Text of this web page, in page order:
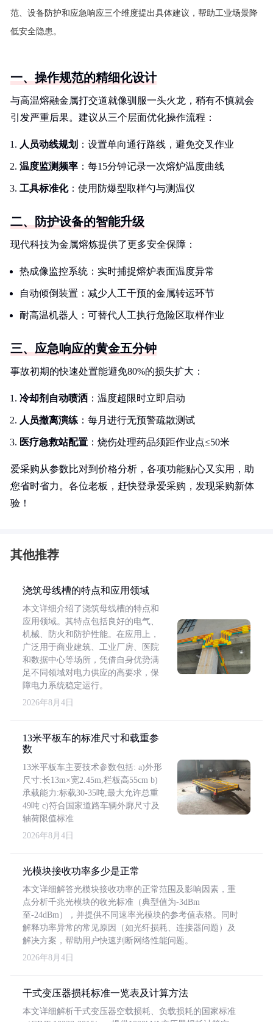
范、设备防护和应急响应三个维度提出具体建议，帮助工业场景降
低安全隐患。
一、操作规范的精细化设计
与高温熔融金属打交道就像驯服一头火龙，稍有不慎就会
引发严重后果。建议从三个层面优化操作流程：
人员动线规划 ：设置单向通行路线，避免交叉作业
温度监测频率 ：每15分钟记录一次熔炉温度曲线
工具标准化：使用防爆型取样勺与测温仪
二、防护设备的智能升级
现代科技为金属熔炼提供了更多安全保障：
热成像监控系统：实时捕捉熔炉表面温度异常
自动倾倒装置：减少人工干预的金属转运环节
耐高温机器人：可替代人工执行危险区取样作业
三、应急响应的黄金五分钟
事故初期的快速处置能避免80%的损失扩大：
冷却剂自动喷洒 ：温度超限时立即启动
人员撤离演练 ：每月进行无预警疏散测试
医疗急救站配置 ：烧伤处理药品须距作业点≤50米
爱采购从参数比对到价格分析，各项功能贴心又实用，助
您省时省力。各位老板，赶快登录爱采购，发现采购新体
验！
其他推荐
浇筑母线槽的特点和应用领域
本文详细介绍了浇筑母线槽的特点和
应用领域。其特点包括良好的电气、
机械、防火和防护性能。在应用上，
广泛用于商业建筑、工业厂房、医院
和数据中心等场所，凭借自身优势满
足不同领域对电力供应的高要求，保
障电力系统稳定运行。
2026年8月4日
13米平板车的标准尺寸和载重参
数
13米平板车主要技术参数包括: a)外形
尺寸:长13m×宽2.45m,栏板高55cm b)
承载能力:标载30-35吨,最大允许总重
49吨 c)符合国家道路车辆外廓尺寸及
轴荷限值标准
2026年8月4日
光模块接收功率多少是正常
本文详细解答光模块接收功率的正常范围及影响因素，重
点分析千兆光模块的收光标准（典型值为-3dBm
至-24dBm），并提供不同速率光模块的参考值表格。同时
解释功率异常的常见原因（如光纤损耗、连接器问题）及
解决方案，帮助用户快速判断网络性能问题。
2026年8月4日
干式变压器损耗标准一览表及计算方法
本文详细解析干式变压器空载损耗、负载损耗的国家标准